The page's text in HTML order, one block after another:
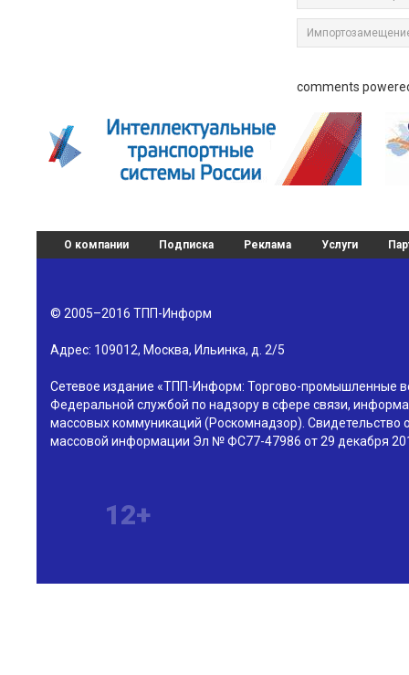
comments
О компании Подписка Реклама Услуги
© 2005–2016 ТПП-Информ
Адрес: 109012, Москва, Ильинка, д. 2/5
Сетевое издание «ТПП-Информ: Торгово-промышленные
Федеральной службой по надзору в сфере связи,
массовых коммуникаций (Роскомнадзор). Свидетельство
массовой информации Эл № ФС77-47986 от 29 декабря
12+